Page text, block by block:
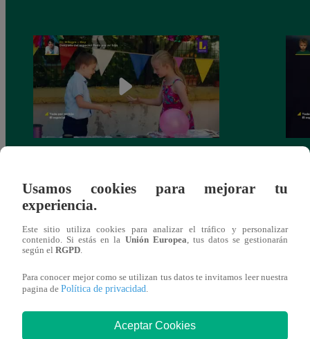
También te puede
interesar
Usamos cookies para mejorar tu
experiencia.
Este sitio utiliza cookies para analizar el tráfico y personalizar
contenido. Si estás en la Unión Europea, tus datos se gestionarán
según el RGPD.
Para conocer mejor como se utilizan tus datos te invitamos leer nuestra
pagina de Política de privacidad.
Aceptar Cookies